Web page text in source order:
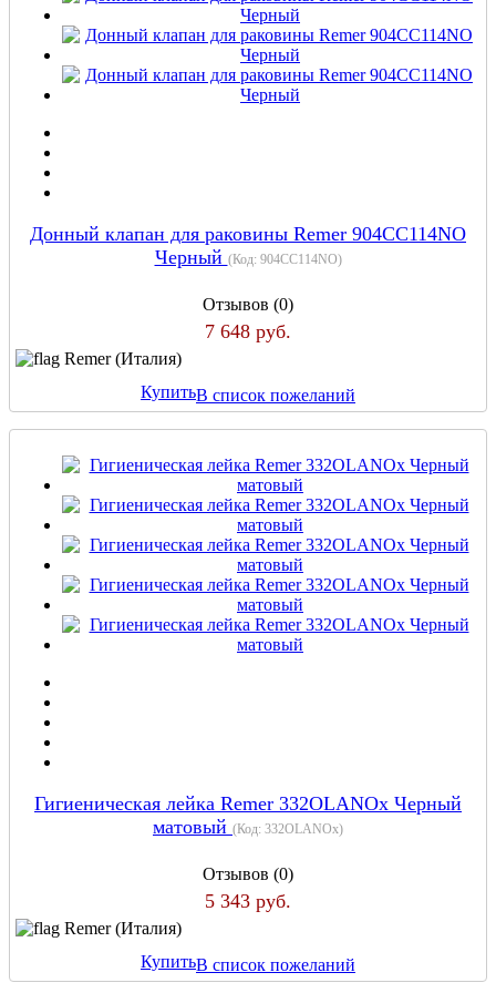
Донный клапан для раковины Remer 904CC114NO
Черный (Код: 904CC114NO)
Отзывов (0)
7 648 руб.
Remer (Италия)
КупитьВ список пожеланий
Гигиеническая лейка Remer 332OLANOx Черный
матовый (Код: 332OLANOx)
Отзывов (0)
5 343 руб.
Remer (Италия)
КупитьВ список пожеланий